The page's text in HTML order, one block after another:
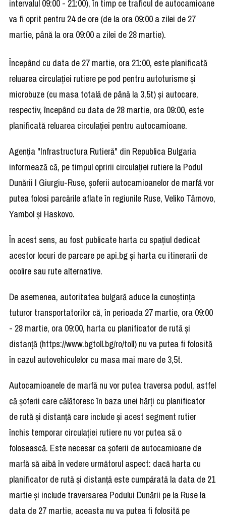
intervalul 09:00 - 21:00), în timp ce traficul de autocamioane
va fi oprit pentru 24 de ore (de la ora 09:00 a zilei de 27
martie, până la ora 09:00 a zilei de 28 martie).
Începând cu data de 27 martie, ora 21:00, este planificată
reluarea circulaţiei rutiere pe pod pentru autoturisme şi
microbuze (cu masa totală de până la 3,5t) şi autocare,
respectiv, începând cu data de 28 martie, ora 09:00, este
planificată reluarea circulaţiei pentru autocamioane.
Agenţia "Infrastructura Rutieră" din Republica Bulgaria
informează că, pe timpul opririi circulaţiei rutiere la Podul
Dunării I Giurgiu-Ruse, şoferii autocamioanelor de marfă vor
putea folosi parcările aflate în regiunile Ruse, Veliko Târnovo,
Yambol şi Haskovo.
În acest sens, au fost publicate harta cu spaţiul dedicat
acestor locuri de parcare pe api.bg şi harta cu itinerarii de
ocolire sau rute alternative.
De asemenea, autoritatea bulgară aduce la cunoştinţa
tuturor transportatorilor că, în perioada 27 martie, ora 09:00
- 28 martie, ora 09:00, harta cu planificator de rută şi
distanţă (https://www.bgtoll.bg/ro/toll) nu va putea fi folosită
în cazul autovehiculelor cu masa mai mare de 3,5t.
Autocamioanele de marfă nu vor putea traversa podul, astfel
că şoferii care călătoresc în baza unei hărţi cu planificator
de rută şi distanţă care include şi acest segment rutier
închis temporar circulaţiei rutiere nu vor putea să o
folosească. Este necesar ca şoferii de autocamioane de
marfă să aibă în vedere următorul aspect: dacă harta cu
planificator de rută şi distanţă este cumpărată la data de 21
martie şi include traversarea Podului Dunării pe la Ruse la
data de 27 martie, aceasta nu va putea fi folosită pe